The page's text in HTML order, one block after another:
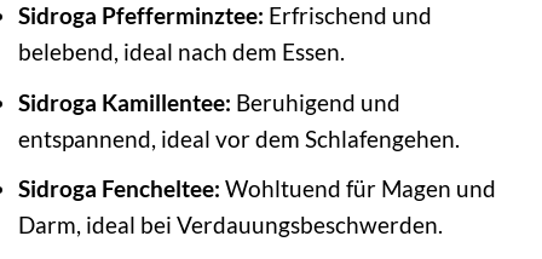
Sidroga Pfefferminztee: Erfrischend und
belebend, ideal nach dem Essen.
Sidroga Kamillentee: Beruhigend und
entspannend, ideal vor dem Schlafengehen.
Sidroga Fencheltee: Wohltuend für Magen und
Darm, ideal bei Verdauungsbeschwerden.